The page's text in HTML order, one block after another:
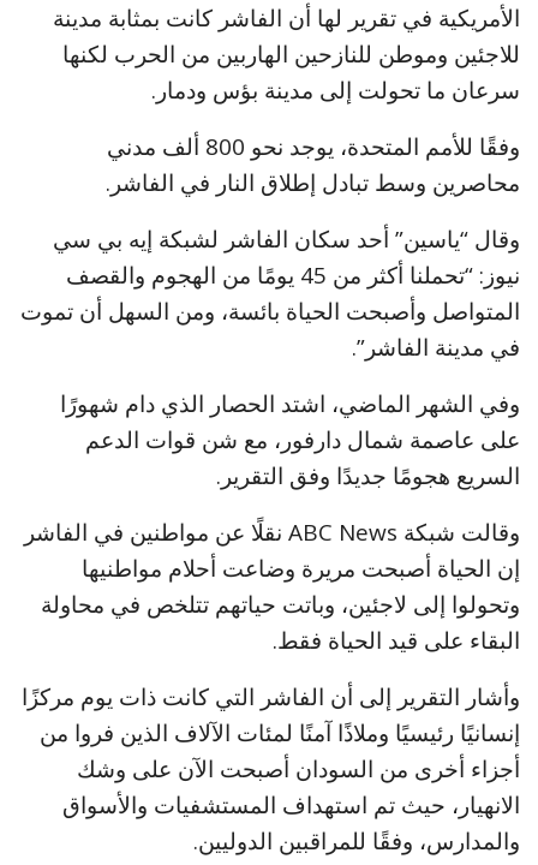
الأمريكية في تقرير لها أن الفاشر كانت بمثابة مدينة
للاجئين وموطن للنازحين الهاربين من الحرب لكنها
سرعان ما تحولت إلى مدينة بؤس ودمار.
وفقًا للأمم المتحدة، يوجد نحو 800 ألف مدني
محاصرين وسط تبادل إطلاق النار في الفاشر.
وقال “ياسين” أحد سكان الفاشر لشبكة إيه بي سي
نيوز: “تحملنا أكثر من 45 يومًا من الهجوم والقصف
المتواصل وأصبحت الحياة بائسة، ومن السهل أن تموت
في مدينة الفاشر”.
وفي الشهر الماضي، اشتد الحصار الذي دام شهورًا
على عاصمة شمال دارفور، مع شن قوات الدعم
السريع هجومًا جديدًا وفق التقرير.
وقالت شبكة ABC News نقلًا عن مواطنين في الفاشر
إن الحياة أصبحت مريرة وضاعت أحلام مواطنيها
وتحولوا إلى لاجئين، وباتت حياتهم تتلخص في محاولة
البقاء على قيد الحياة فقط.
وأشار التقرير إلى أن الفاشر التي كانت ذات يوم مركزًا
إنسانيًا رئيسيًا وملاذًا آمنًا لمئات الآلاف الذين فروا من
أجزاء أخرى من السودان أصبحت الآن على وشك
الانهيار، حيث تم استهداف المستشفيات والأسواق
والمدارس، وفقًا للمراقبين الدوليين.